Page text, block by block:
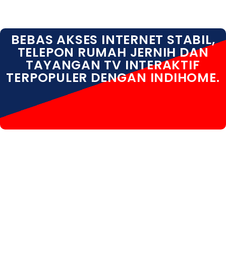
BEBAS AKSES INTERNET STABIL,
TELEPON RUMAH JERNIH DAN
TAYANGAN TV INTERAKTIF
TERPOPULER DENGAN INDIHOME.